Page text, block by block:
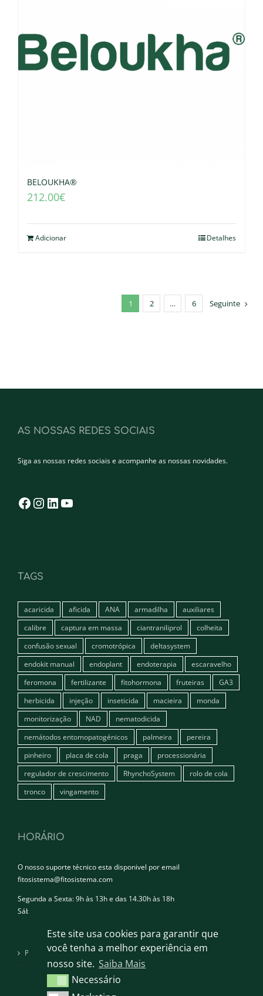
Este site usa cookies para garantir que
você tenha a melhor experiência em
nosso site. Saiba Mais
Necessário
Necessário
BELOUKHA®
212.00€
Adicionar Detalhes
1 2 … 6 Seguinte
AS NOSSAS REDES SOCIAIS
Siga as nossas redes sociais e acompanhe as nossas novidades.
Facebook
Instagram
LinkedIn
TAGS
acaricida aficida ANA armadilha
auxiliares
calibre
captura em massa ciantraniliprol
colheita
confusão sexual
cromotrópica
deltasystem
endokit manual
endoplant endoterapia
escaravelho
feromona
fertilizante fitohormona fruteiras
GA3
herbicida
injeção inseticida macieira
monda
monitorização
NAD
nematodicida
nemátodos entomopatogénicos
palmeira
pereira
pinheiro
placa de cola praga
processionária
regulador de crescimento
RhynchoSystem
rolo de cola
tronco
vingamento
HORÁRIO
O nosso suporte técnico esta disponivel por email
fitosistema@fitosistema.com
Segunda a Sexta: 9h às 13h e das 14.30h às 18h
Sábado e Domingo: Encerrado
Política de privacidade